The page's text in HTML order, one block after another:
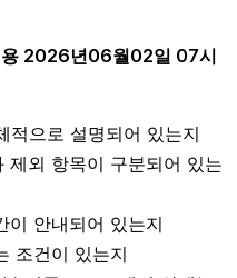
용 2026년06월02일 07시
적으로 설명되어 있는지
제외 항목이 구분되어 있는
이 안내되어 있는지
조건이 있는지